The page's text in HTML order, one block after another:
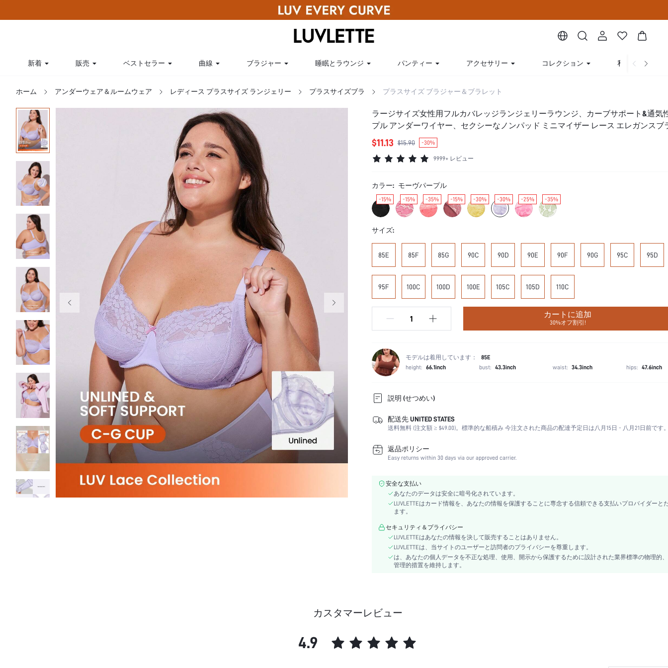
新着 販売 ベストセラー 曲線 ブラジャー 睡眠とラウンジ パンティー アクセサリー コレクション 私たちについて
ホーム アンダーウェア＆ルームウェア レディース プラスサイズ ランジェリー プラスサイズブラ プラスサイズ ブラジャー＆ブラレット
ラージサイズ女性用フルカバレッジランジェリーラウンジ、カーブサポート&通気
プル アンダーワイヤー、セクシーなノンパッド ミニマイザー レース エレガンスブ
イダルインナー
$11.13 $15.90 -30%
9999+ レビュー
カラー: モーヴパープル
-15% -15% -35% -15% -30% -30% -25% -35%
サイズ:
85E 85F 85G 90C 90D 90E 90F 90G 95C 95D
95F 100C 100D 100E 105C 105D 110C
カートに追加
30%オフ割引!
モデルは着用しています：
85E
height: 66.1inch bust: 43.3inch waist: 34.3inch hips: 47.6inch
説明 (せつめい)
機能タイプ:
プッシュアップ
カラー:
モーヴパープル
胸パッド:
お手入れ方法:
洗濯機洗い可,ドライクリーニング不可
祝日:
下着＆ルームウェアユーザ
カップル, マタニティ, 10代, 花嫁, ブライドメイド, Bestie
詳細:
コントラストレース
ストラップタイプ:
調整可能ストラップ
透明度:
No
パターンタイプ:
植物
特徴:
枚数:
コンポジション:
配送先 UNITED STATES
送料無料 (注文額 ≥ $49.00)。 標準的な船積み 今注文された商品の配達予定日は八月15日 - 八月21日前です
返品ポリシー
Easy returns within 30 days via our approved carrier.
安全な支払い
あなたのデータは安全に暗号化されています。
LUVLETTEはカード情報を、あなたの情報を保護することに専念する信頼できる支払いプロバイダーと
ます。
セキュリティ＆プライバシー
LUVLETTEはあなたの情報を決して販売することはありません。
LUVLETTEは、当サイトのユーザーと訪問者のプライバシーを尊重します。
は、あなたの個人データを不正な処理、使用、開示から保護するために設計された業界標準の物理的
管理的措置を維持します。
カスタマーレビュー
4.9